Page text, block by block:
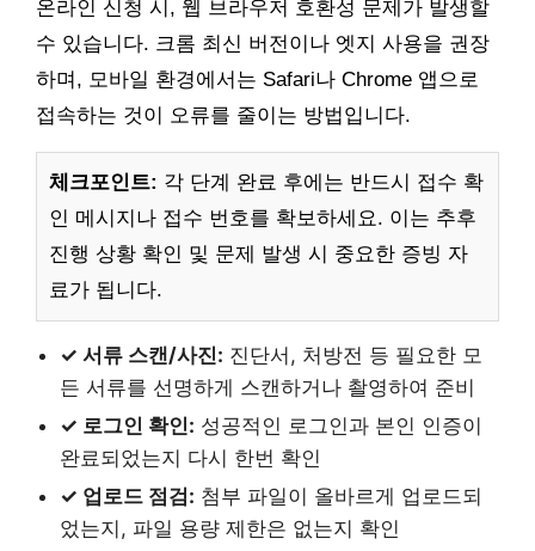
온라인 신청 시, 웹 브라우저 호환성 문제가 발생할
수 있습니다. 크롬 최신 버전이나 엣지 사용을 권장
하며, 모바일 환경에서는 Safari나 Chrome 앱으로
접속하는 것이 오류를 줄이는 방법입니다.
체크포인트: 각 단계 완료 후에는 반드시 접수 확
인 메시지나 접수 번호를 확보하세요. 이는 추후
진행 상황 확인 및 문제 발생 시 중요한 증빙 자
료가 됩니다.
✓ 서류 스캔/사진: 진단서, 처방전 등 필요한 모
든 서류를 선명하게 스캔하거나 촬영하여 준비
✓ 로그인 확인: 성공적인 로그인과 본인 인증이
완료되었는지 다시 한번 확인
✓ 업로드 점검: 첨부 파일이 올바르게 업로드되
었는지, 파일 용량 제한은 없는지 확인